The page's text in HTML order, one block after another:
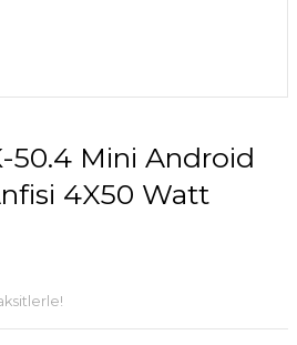
50.4 Mini Android
4X50 Watt